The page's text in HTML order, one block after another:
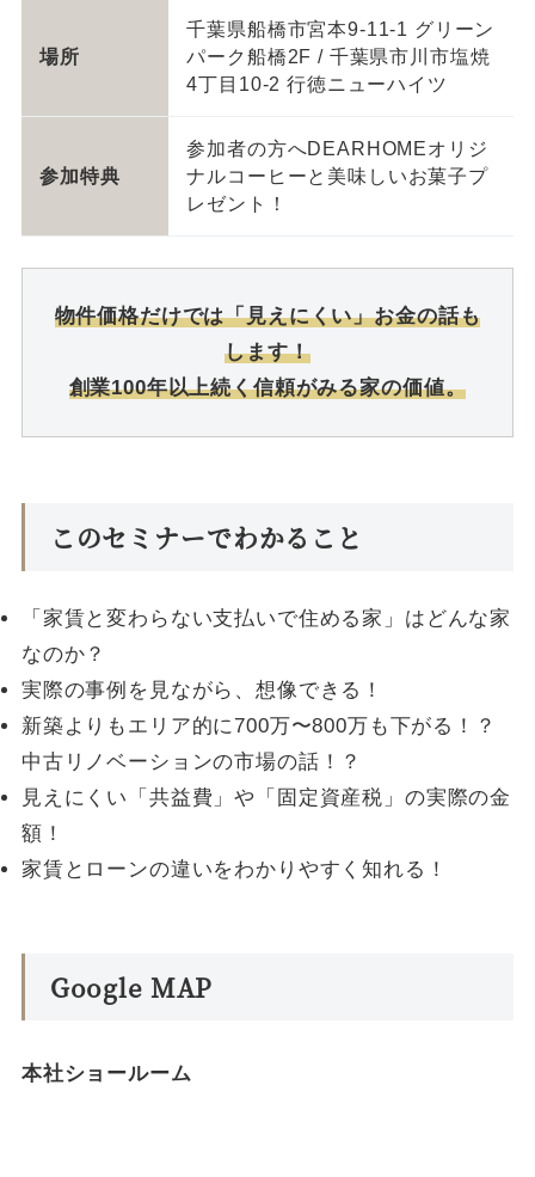
場所
千葉県船橋市宮本9-11-1 グリーン
パーク船橋2F / 千葉県市川市塩焼
4丁目10-2 行徳ニューハイツ
参加特典
参加者の方へDEARHOMEオリジ
ナルコーヒーと美味しいお菓子プ
レゼント！
物件価格だけでは「見えにくい」お金の話も
します！
創業100年以上続く信頼がみる家の価値。
このセミナーでわかること
「家賃と変わらない支払いで住める家」はどんな家
なのか？
実際の事例を見ながら、想像できる！
新築よりもエリア的に700万〜800万も下がる！？
中古リノベーションの市場の話！？
見えにくい「共益費」や「固定資産税」の実際の金
額！
家賃とローンの違いをわかりやすく知れる！
Google MAP
本社ショールーム